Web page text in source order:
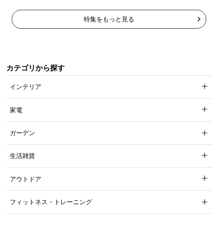
固定ロープ2本付き
カットして使用できる10mロープが2本付属。届いて
からすぐに使い始めることができます。
特集をもっと見る
カテゴリから探す
インテリア
家電
ガーデン
生活雑貨
アウトドア
フィットネス・トレーニング